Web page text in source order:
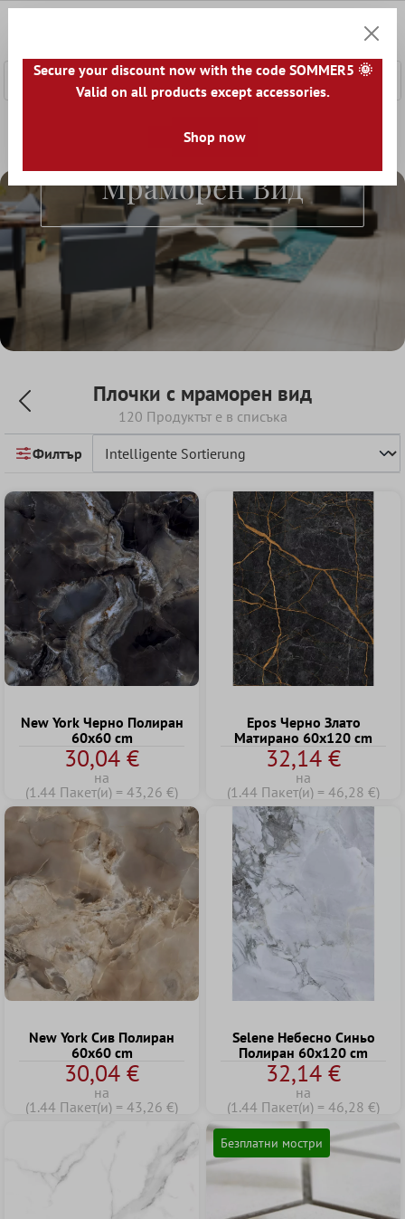
Светът на плочките
Плочки С
Мраморен Вид
Плочки с мраморен вид
120 Продуктът е в списъка
Филтър
New York Черно Полиран
60x60 cm
30,04 €
на
(1.44 Пакет(и) = 43,26 €)
Epos Черно Злато
Матирано 60x120 cm
32,14 €
на
(1.44 Пакет(и) = 46,28 €)
New York Сив Полиран
60x60 cm
30,04 €
на
(1.44 Пакет(и) = 43,26 €)
Selene Небесно Cиньо
Полиран 60x120 cm
32,14 €
на
(1.44 Пакет(и) = 46,28 €)
Безплатни мостри
Secure your discount now with the code SOMMER5 🌞
Valid on all products except accessories.
Shop now